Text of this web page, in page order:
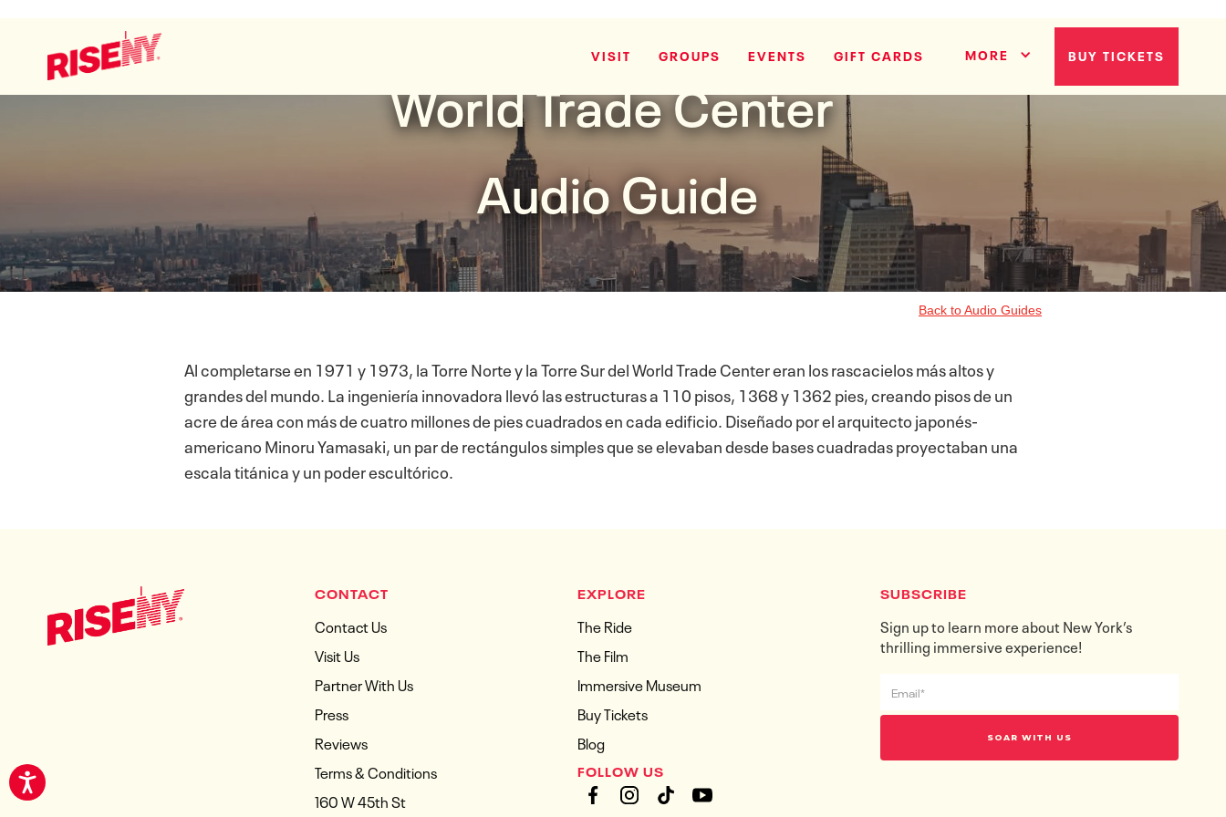
VISIT GROUPS EVENTS GIFT CARDS MORE BUY TICKETS
World Trade Center
Audio Guide
Back to Audio Guides
Al completarse en 1971 y 1973, la Torre Norte y la Torre Sur del World Trade Center eran los rascacielos más altos y
grandes del mundo. La ingeniería innovadora llevó las estructuras a 110 pisos, 1368 y 1362 pies, creando pisos de un
acre de área con más de cuatro millones de pies cuadrados en cada edificio. Diseñado por el arquitecto japonés-
americano Minoru Yamasaki, un par de rectángulos simples que se elevaban desde bases cuadradas proyectaban una
escala titánica y un poder escultórico.
CONTACT
Contact Us
Visit Us
Partner With Us
Press
Reviews
Terms & Conditions
160 W 45th St
EXPLORE
The Ride
The Film
Immersive Museum
Buy Tickets
Blog
FOLLOW US
SUBSCRIBE
Sign up to learn more about New York’s
thrilling immersive experience!